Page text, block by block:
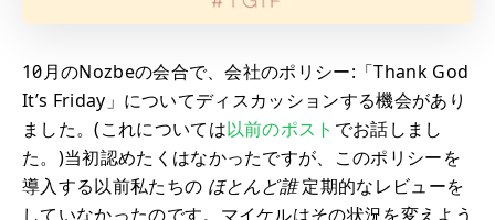
10月のNozbeの会合で、会社のポリシー:「Thank God
It’s Friday」についてディスカッションする機会があり
ました。(これについては以前のポスト でお話しまし
た。)当初認めたくはなかったですが、このポリシーを
導入する以前私たちの ほとんど誰定期的なレビューを
していなかったのです。マイケルはその状況を変えよう